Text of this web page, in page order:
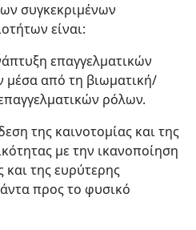
συγκεκριμένων
είναι:
επαγγελματικών
μέσα από τη βιωματική/
ρόλων.
της καινοτομίας και της
με την ικανοποίηση
της ευρύτερης
προς το φυσικό